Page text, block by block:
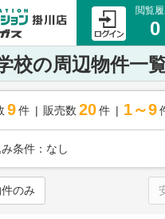
閲覧
0
校の周辺物件一
9件 販売数 20 件 1～9
条件： なし
のみ